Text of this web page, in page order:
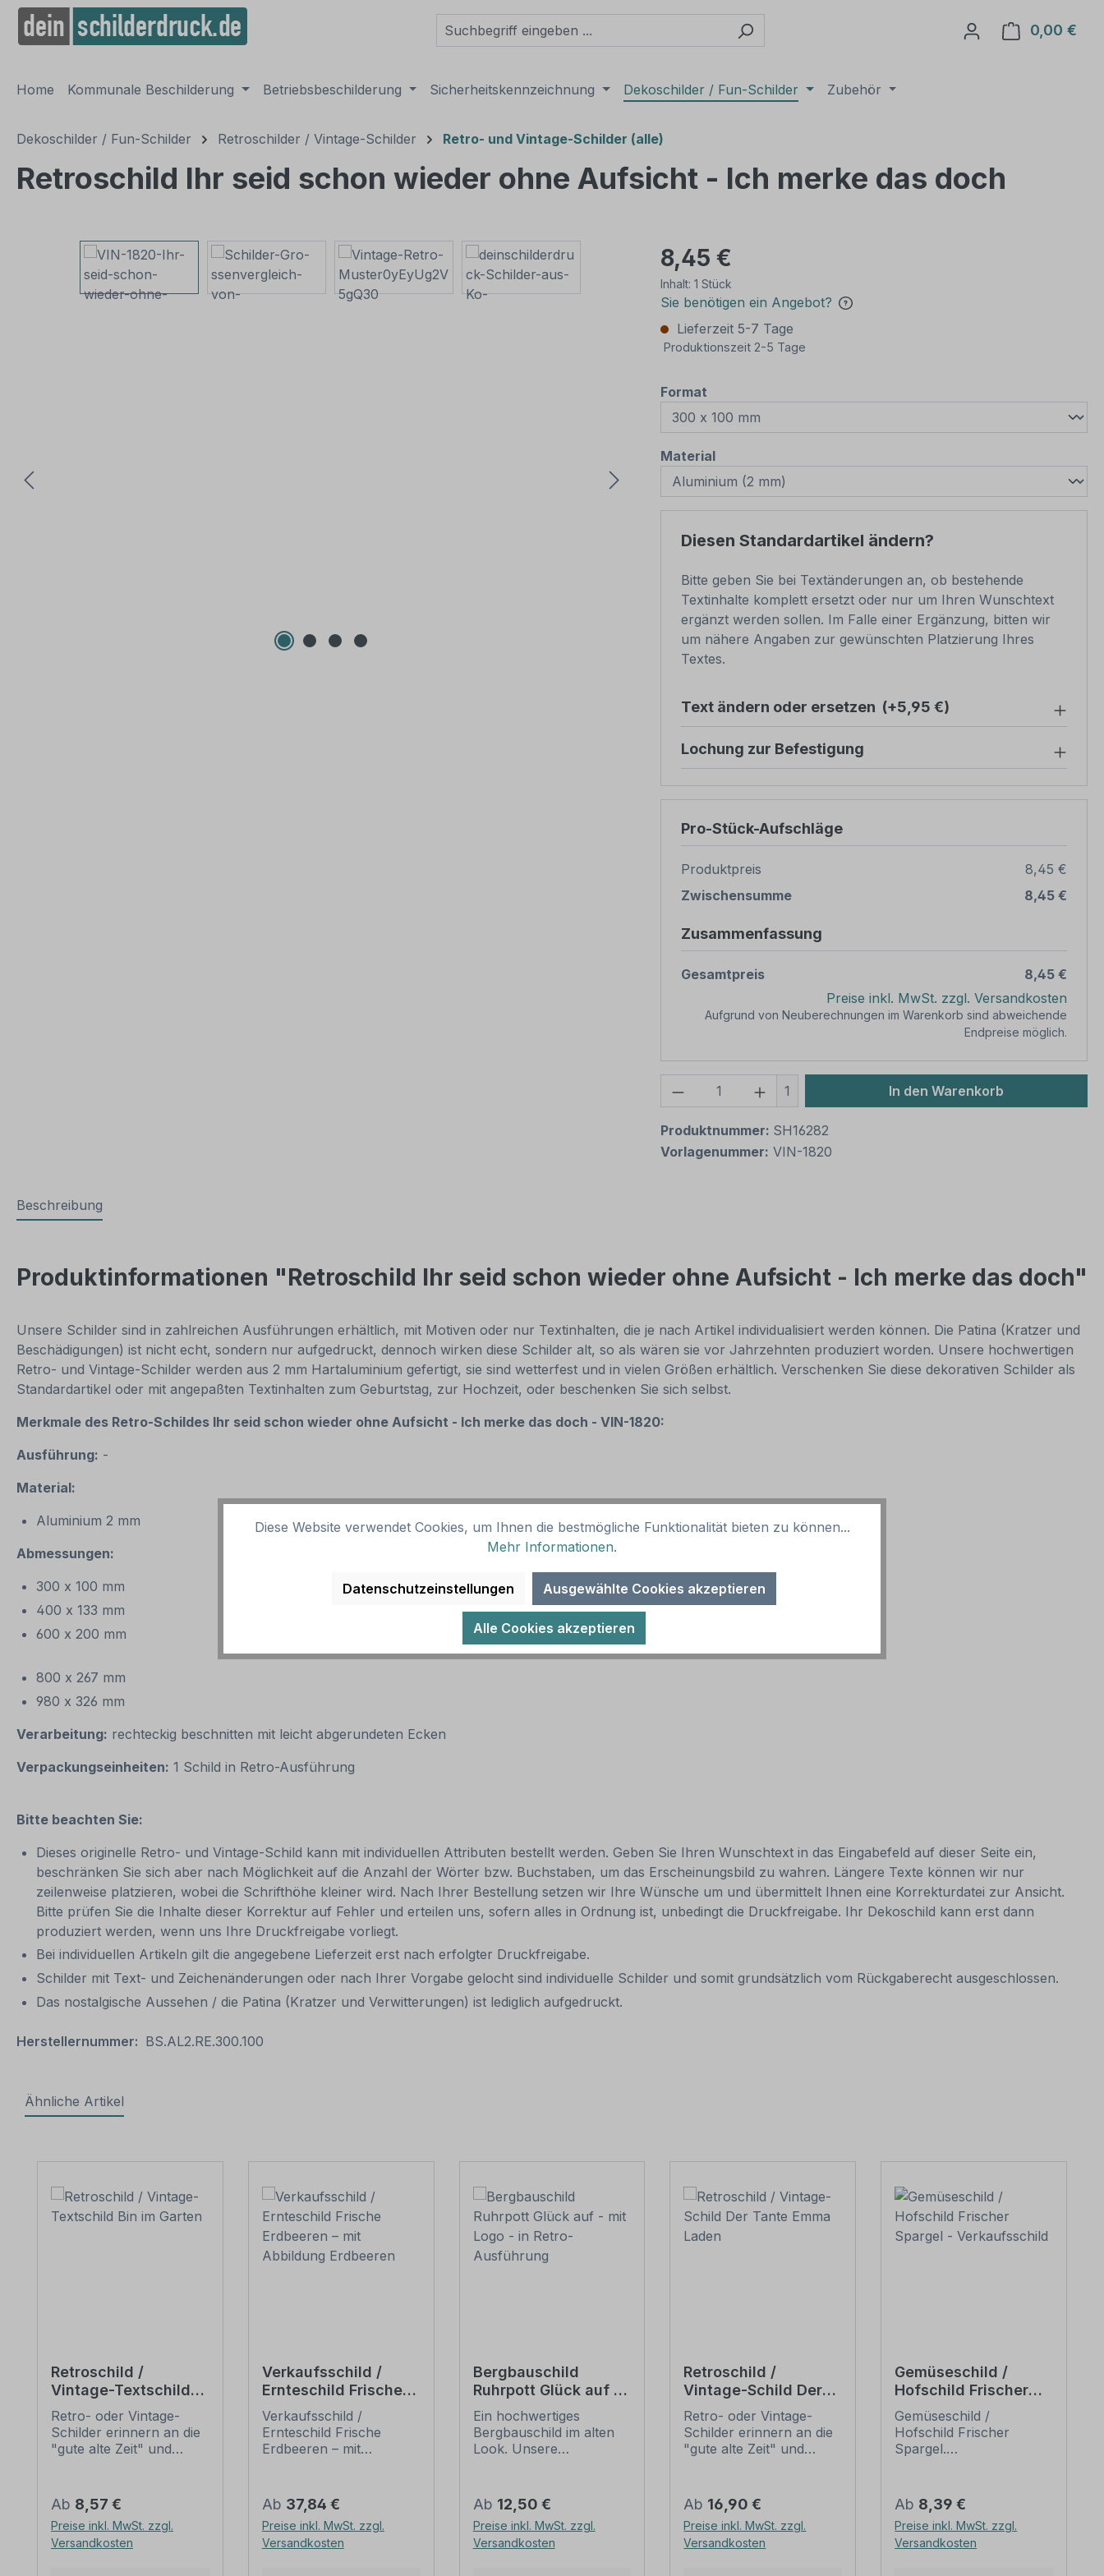
Zur Hauptnavigation springen
0,00 €
Home Kommunale Beschilderung Betriebsbeschilderung Sicherheitskennzeichnung Dekoschilder / Fun-Schilder Zubehör
Dekoschilder / Fun-Schilder Retroschilder / Vintage-Schilder Retro- und Vintage-Schilder (alle)
Retroschild Ihr seid schon wieder ohne Aufsicht - Ich merke das doch
Bildergalerie überspringen 8,45 €
Inhalt: 1 Stück
Sie benötigen ein Angebot?
Lieferzeit 5-7 Tage
Produktionszeit 2-5 Tage
Format
Materialauswählen
Diesen Standardartikel ändern?
Bitte geben Sie bei Textänderungen an, ob bestehende
Textinhalte komplett ersetzt oder nur um Ihren Wunschtext
ergänzt werden sollen. Im Falle einer Ergänzung, bitten wir
um nähere Angaben zur gewünschten Platzierung Ihres
Textes.
Text ändern oder ersetzen (+5,95 €)
Lochung zur Befestigung
Pro-Stück-Aufschläge
Produktpreis
8,45 €
Zwischensumme
8,45 €
Zusammenfassung
Gesamtpreis
8,45 €
Preise inkl. MwSt. zzgl. Versandkosten
Aufgrund von Neuberechnungen im Warenkorb sind abweichende
Endpreise möglich.
Produkt Anzahl: Gib den gewünschten Wert
1 In den Warenkorb
Produktnummer: SH16282
Vorlagenummer: VIN-1820
Beschreibung
Produktinformationen "Retroschild Ihr seid schon wieder ohne Aufsicht - Ich merke das doch"
Unsere Schilder sind in zahlreichen Ausführungen erhältlich, mit Motiven oder nur Textinhalten, die je nach Artikel individualisiert werden können. Die Patina (Kratzer und
Beschädigungen) ist nicht echt, sondern nur aufgedruckt, dennoch wirken diese Schilder alt, so als wären sie vor Jahrzehnten produziert worden. Unsere hochwertigen
Retro- und Vintage-Schilder werden aus 2 mm Hartaluminium gefertigt, sie sind wetterfest und in vielen Größen erhältlich. Verschenken Sie diese dekorativen Schilder als
Standardartikel oder mit angepaßten Textinhalten zum Geburtstag, zur Hochzeit, oder beschenken Sie sich selbst.
Merkmale des Retro-Schildes Ihr seid schon wieder ohne Aufsicht - Ich merke das doch - VIN-1820:
Ausführung: -
Material:
Aluminium 2 mm
Abmessungen:
300 x 100 mm
400 x 133 mm
600 x 200 mm
800 x 267 mm
980 x 326 mm
Verarbeitung: rechteckig beschnitten mit leicht abgerundeten Ecken
Verpackungseinheiten: 1 Schild in Retro-Ausführung
Bitte beachten Sie:
Dieses originelle Retro- und Vintage-Schild kann mit individuellen Attributen bestellt werden. Geben Sie Ihren Wunschtext in das Eingabefeld auf dieser Seite ein,
beschränken Sie sich aber nach Möglichkeit auf die Anzahl der Wörter bzw. Buchstaben, um das Erscheinungsbild zu wahren. Längere Texte können wir nur
zeilenweise platzieren, wobei die Schrifthöhe kleiner wird. Nach Ihrer Bestellung setzen wir Ihre Wünsche um und übermittelt Ihnen eine Korrekturdatei zur Ansicht.
Bitte prüfen Sie die Inhalte dieser Korrektur auf Fehler und erteilen uns, sofern alles in Ordnung ist, unbedingt die Druckfreigabe. Ihr Dekoschild kann erst dann
produziert werden, wenn uns Ihre Druckfreigabe vorliegt.
Bei individuellen Artikeln gilt die angegebene Lieferzeit erst nach erfolgter Druckfreigabe.
Schilder mit Text- und Zeichenänderungen oder nach Ihrer Vorgabe gelocht sind individuelle Schilder und somit grundsätzlich vom Rückgaberecht ausgeschlossen.
Das nostalgische Aussehen / die Patina (Kratzer und Verwitterungen) ist lediglich aufgedruckt.
Herstellernummer: BS.AL2.RE.300.100
Ähnliche Artikel
Retroschild /
Vintage-Textschild
Bin im Garten
Retro- oder Vintage-
Schilder erinnern an die
"gute alte Zeit" und
großer Beliebheit. Sind
diese Schilder im Original
nur schwer und häufig
nur zu horrenden Preise
Regulärer Preis:
Ab 8,57 €
Preise inkl. MwSt. zzgl.
Versandkosten
Verkaufsschild /
Ernteschild Frische
Erdbeeren – mit
Abbildung Erdbeeren
Verkaufsschild /
Ernteschild Frische
Erdbeeren – mit
Hinweisschild für den
Verkauf von Erdbeeren
an Verkaufsständen, im
Obstladen oder auf dem
Regulärer Preis:
Ab 37,84 €
Preise inkl. MwSt. zzgl.
Versandkosten
Bergbauschild
Ruhrpott Glück auf -
mit Logo - in Retro-
Ausführung
Ein hochwertiges
Bergbauschild im alten
Look. Unsere
nachempfunden, die
zum Teil aus Holz
bestanden, mit
handgemalten Inhalten.
Regulärer Preis:
Ab 12,50 €
Preise inkl. MwSt. zzgl.
Versandkosten
Retroschild /
Vintage-Schild Der
Tante Emma Laden
Retro- oder Vintage-
Schilder erinnern an die
"gute alte Zeit" und
großer Beliebheit. Sind
diese Schilder im Original
nur schwer und häufig
nur zu horrenden Preise
Regulärer Preis:
Ab 16,90 €
Preise inkl. MwSt. zzgl.
Versandkosten
Gemüseschild /
Hofschild Frischer
Spargel -
Verkaufsschild
Gemüseschild /
Hofschild Frischer
Spargel.
Ihren Hof, den
Verkaufsstand oder
Ihren Hofladen. Wir
führen zahlreiche Obst-
Regulärer Preis:
Ab 8,39 €
Preise inkl. MwSt. zzgl.
Versandkosten
Diese Website verwendet Cookies, um Ihnen die bestmögliche Funktionalität bieten zu können...
Mehr Informationen.
Datenschutzeinstellungen Ausgewählte Cookies akzeptieren
Alle Cookies akzeptieren